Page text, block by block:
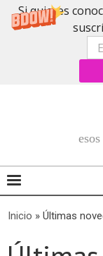
Si quieres
Inicio » Últimas